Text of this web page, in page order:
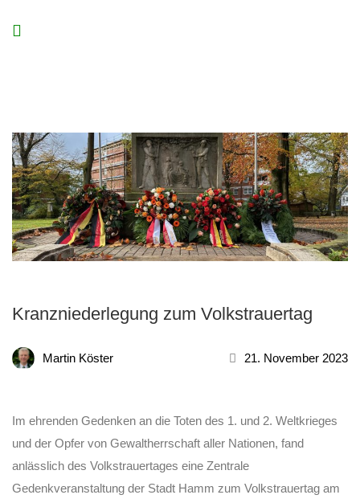
Kranzniederlegung zum Volkstrauertag
Martin Köster 21. November 2023
Im ehrenden Gedenken an die Toten des 1. und 2. Weltkrieges
und der Opfer von Gewaltherrschaft aller Nationen, fand
anlässlich des Volkstrauertages eine Zentrale
Gedenkveranstaltung der Stadt Hamm zum Volkstrauertag am